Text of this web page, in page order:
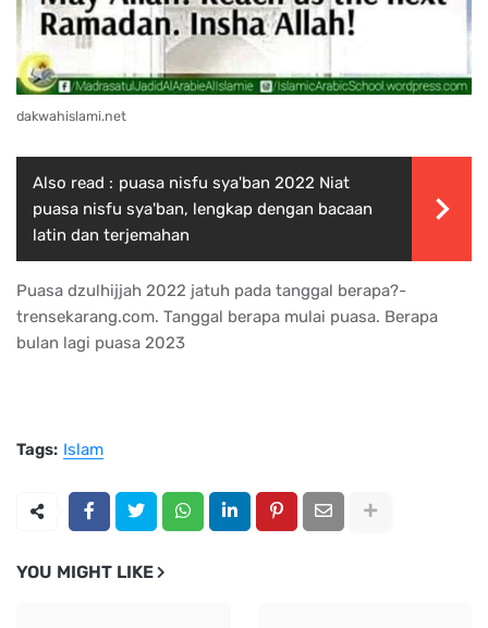
dakwahislami.net
Also read : puasa nisfu sya'ban 2022 Niat
puasa nisfu sya'ban, lengkap dengan bacaan
latin dan terjemahan
Puasa dzulhijjah 2022 jatuh pada tanggal berapa?-
trensekarang.com. Tanggal berapa mulai puasa. Berapa
bulan lagi puasa 2023
Tags: Islam
YOU MIGHT LIKE